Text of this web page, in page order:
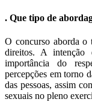
. Que tipo de
O concurso aborda o
direitos. A intenção
importância do
percepções em torno
das pessoas, assim
sexuais no pleno